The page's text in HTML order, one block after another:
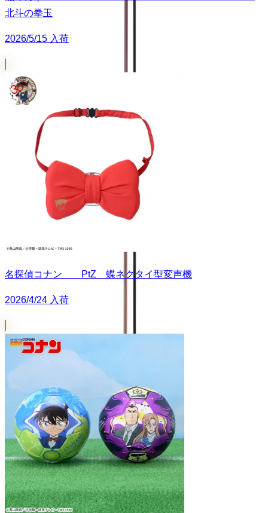
北斗の拳玉
2026/5/15 入荷
名探偵コナン PtZ 蝶ネクタイ型変声機
2026/4/24 入荷